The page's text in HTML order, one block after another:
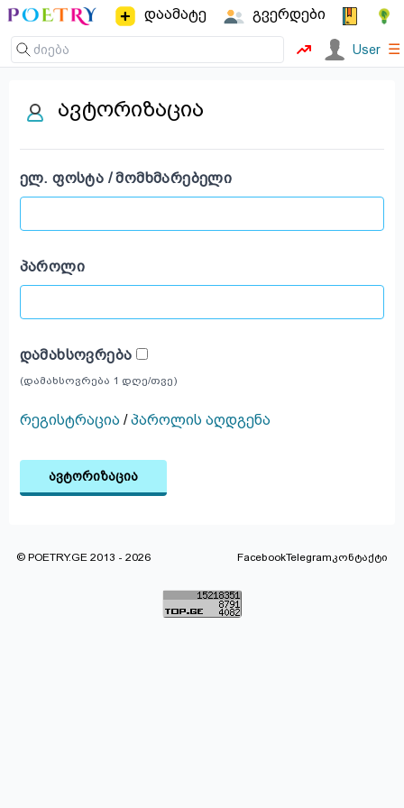
დაამატე გვერდები
User ☰
ავტორიზაცია
ᲔᲚ. ᲤᲝᲡᲢᲐ / ᲛᲝᲛᲮᲛᲐᲠᲔᲑᲔᲚᲘ
ᲞᲐᲠᲝᲚᲘ
ᲓᲐᲛᲐᲮᲡᲝᲕᲠᲔᲑᲐ
(დამახსოვრება 1 დღე/თვე)
რეგისტრაცია /პაროლის აღდგენა
ავტორიზაცია
© POETRY.GE 2013 - 2026 FacebookTelegramკონტაქტი